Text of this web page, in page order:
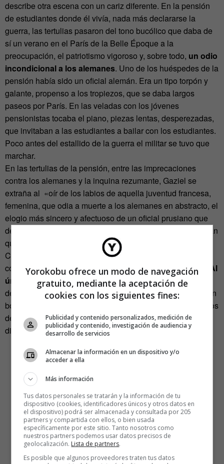
describe otra escena con un cariz diferente. En la pensión
de estudiantes donde él vivía, nada más declararse la
guerra, las tertulias pasaron del tono bucólico que daba de
sí un verano en el París de la Belle Époque a la
preocupación, el patriotismo vigoroso y, sobre todo, un odio
incondicional a los alemanes. Uno de los huéspedes de la
pensión había sido un oficial alemán. Era un tipo torpón y
galante, propenso a los tropiezos, que se daba largos
paseos por París. En las veladas con los jóvenes
pensionistas tocaba el piano, piezas lentas, desperezadas,
que invitaban a las estudiantes a bailar con los estudiantes.
Poco antes del estallido de la guerra el militar se tuvo que
marchar.
En las tertulias de la pensión, entre las imprecaciones
contra los alemanes y la inquina rezumante, Gaziel se
extraña al «oír de los labios de aquella juventud francesa,
femenina, que odia a muerte a los alemanes en abstracto, el
elogio más sincero y afectuoso de un oficial prusiano que
debe tener de 28 a 30 años y es justamente el único alemán
que ellas han conocido personalmente y tratado un poco».
Cuando alguien recuerda en medio de la dialéctica
combativa al militar alemán, todo son alabanzas hacia él.
Al
único que conocen le tienen estima, pero por lo que se
deduce cualquiera de los tertulianos estaría de acuerdo con
borrar a todos los alemanes de la faz de la Tierra. Cien años
después de estas escenas circula por internet el siguiente
dibujo.
Yorokobu ofrece un modo de navegación
gratuito, mediante la aceptación de
cookies con los siguientes fines:
Publicidad y contenido personalizados, medición de
publicidad y contenido, investigación de audiencia y
desarrollo de servicios
Almacenar la información en un dispositivo y/o
acceder a ella
Más información
Tus datos personales se tratarán y la información de tu
dispositivo (cookies, identificadores únicos y otros datos en
el dispositivo) podrá ser almacenada y consultada por 205
partners y compartida con ellos, o bien usada
específicamente por este sitio. Tanto nosotros como
nuestros partners podemos usar datos precisos de
geolocalización. Lista de partners.
Es posible que algunos proveedores traten tus datos